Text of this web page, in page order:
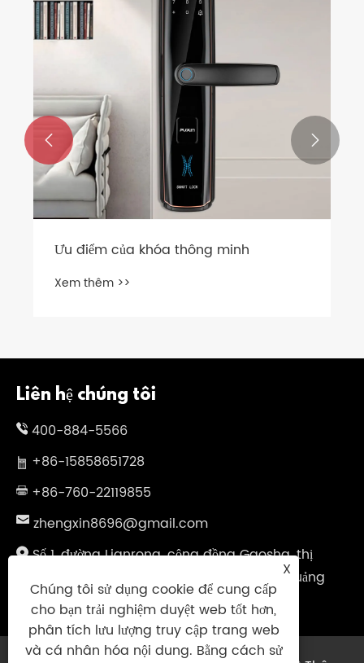
Ưu điểm của khóa thông minh
Xem thêm >>
 
Liên hệ chúng tôi
400-884-5566
+86-15858651728
+86-760-22119855
zhengxin8696@gmail.com
Số 1, đường Lianrong, cộng đồng Gaosha, thị
trấn Xiaolan, thành phố Trung Sơn, tỉnh Quảng
Đông, Trung Quốc
X
Chúng tôi sử dụng cookie để cung cấp
cho bạn trải nghiệm duyệt web tốt hơn,
phân tích lưu lượng truy cập trang web
và cá nhân hóa nội dung. Bằng cách sử